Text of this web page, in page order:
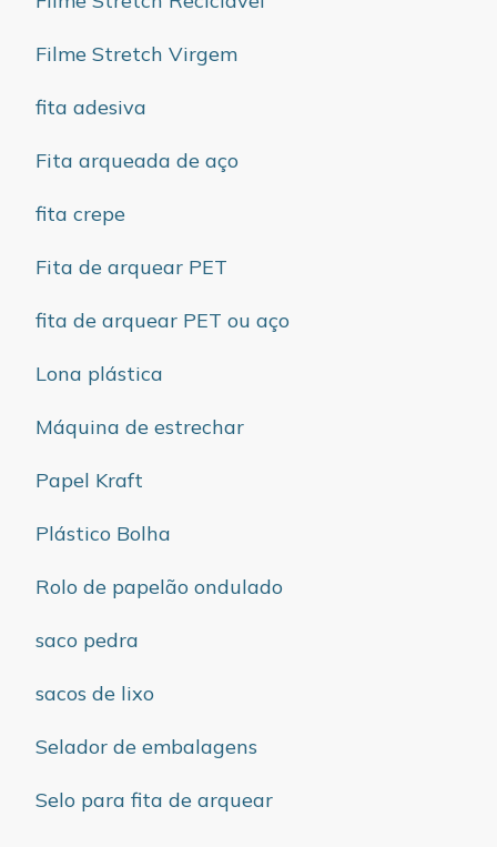
Filme Stretch Virgem
fita adesiva
Fita arqueada de aço
fita crepe
Fita de arquear PET
fita de arquear PET ou aço
Lona plástica
Máquina de estrechar
Papel Kraft
Plástico Bolha
Rolo de papelão ondulado
saco pedra
sacos de lixo
Selador de embalagens
Selo para fita de arquear